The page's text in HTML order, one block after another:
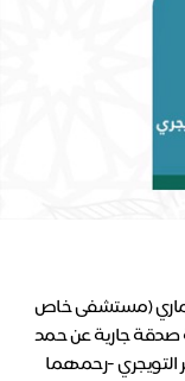
(مستشفى خاص
صدقة جارية عن حمد
التويجري -رحمهما